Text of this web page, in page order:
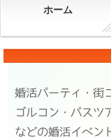
ホーム